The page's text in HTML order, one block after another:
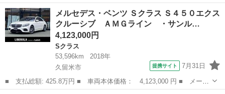
名： メルセデス・ベンツ ■ 車種名： Ｂクラス ■ グレード
名： Ｂ１８０ スポーツ 禁煙車 レーダーセーフティパッケー
ジ 純正ナビゲー...
福岡 福岡市 Ｂクラス
メルセデス・ベンツ Ｓクラス Ｓ４５０エクス
クルーシブ ＡＭＧライン ・サンル…
4,123,000円
Sクラス
53,596km
2018年
久留米市
提携サイト 7月31日
■ 支払総額: 425.8万円 ■ 車両本体価格： 4,123,000 円 ■ メーカ
ー名： メルセデス・ベンツ ■ 車種名： Ｓクラス ■ グレード